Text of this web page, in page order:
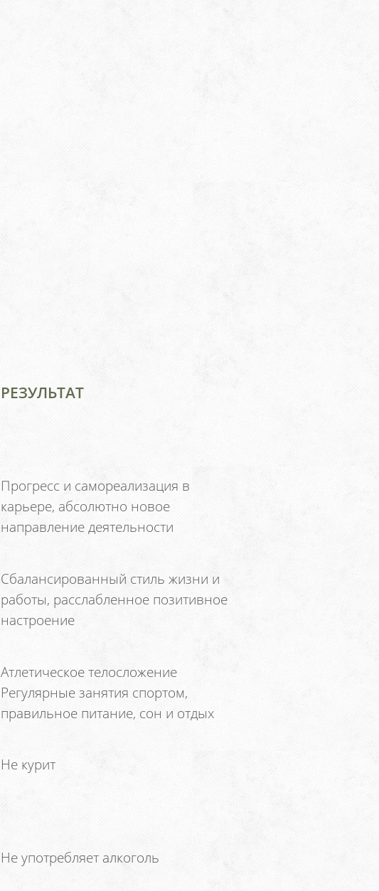
РЕЗУЛЬТАТ
Прогресс и самореализация в
карьере, абсолютно новое
направление деятельности
Сбалансированный стиль жизни и
работы, расслабленное позитивное
настроение
Атлетическое телосложение
Регулярные занятия спортом,
правильное питание, сон и отдых
Не курит
Не употребляет алкоголь